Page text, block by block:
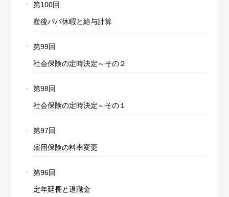
第100回
産後パパ休暇と給与計算
第99回
社会保険の定時決定～その２
第98回
社会保険の定時決定～その１
第97回
雇用保険の料率変更
第96回
定年延長と退職金